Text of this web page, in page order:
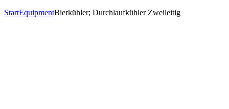
StartEquipmentBierkühler; Durchlaufkühler Zweileitig